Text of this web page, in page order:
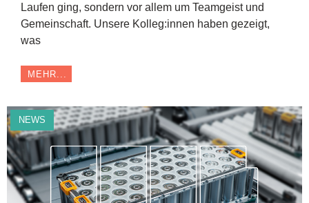
Laufen ging, sondern vor allem um Teamgeist und
Gemeinschaft. Unsere Kolleg:innen haben gezeigt,
was
MEHR...
NEWS